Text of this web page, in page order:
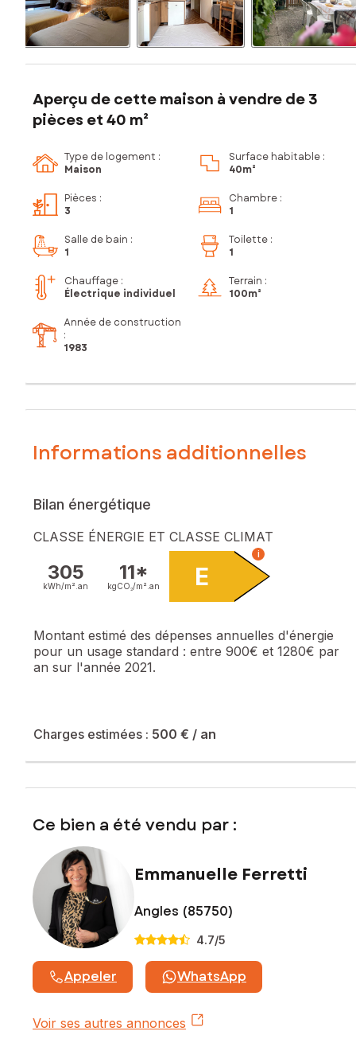
Aperçu de cette maison à vendre de 3
pièces et 40 m²
Type de logement :
Maison
Surface habitable :
40m²
Pièces :
3
Chambre :
1
Salle de bain :
1
Toilette :
1
Chauffage :
Électrique individuel
Terrain :
100m²
Année de construction
:
1983
Informations additionnelles
Bilan énergétique
CLASSE ÉNERGIE ET CLASSE CLIMAT
305
kWh/m². an
11*
kgCO₂/m². an E
i
Montant estimé des dépenses annuelles d'énergie
pour un usage standard : entre 900€ et 1280€ par
an sur l'année 2021.
Charges estimées : 500 € / an
Ce bien a été vendu par :
Emmanuelle Ferretti
Angles (85750)
4.7/5
Appeler WhatsApp
Voir ses autres annonces